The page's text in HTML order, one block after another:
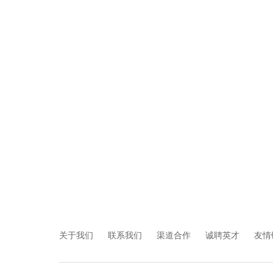
关于我们 联系我们 渠道合作 诚聘英才 友